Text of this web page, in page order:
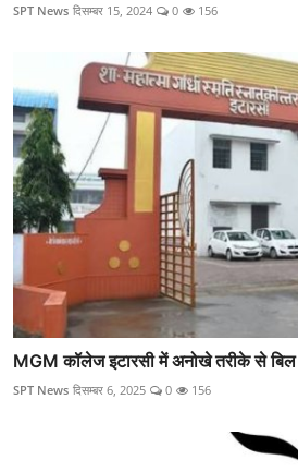
SPT News दिसम्बर 15, 2024 0 156
MGM कॉलेज इटारसी में अनोखे तरीके से
SPT News दिसम्बर 6, 2025 0 156